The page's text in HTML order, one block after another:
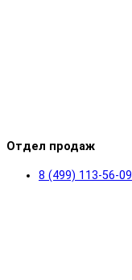
Отдел продаж
8 (499) 113-56-09